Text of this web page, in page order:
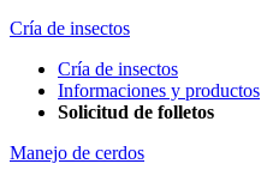
Cría de insectos
Cría de insectos
Informaciones y productos
Solicitud de folletos
Manejo de cerdos